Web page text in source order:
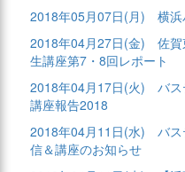
2018年05月07日(月)
横
2018年04月27日(金)
佐
生講座第7・8回レポート
2018年04月17日(火)
バ
講座報告2018
2018年04月11日(水)
バ
信＆講座のお知らせ